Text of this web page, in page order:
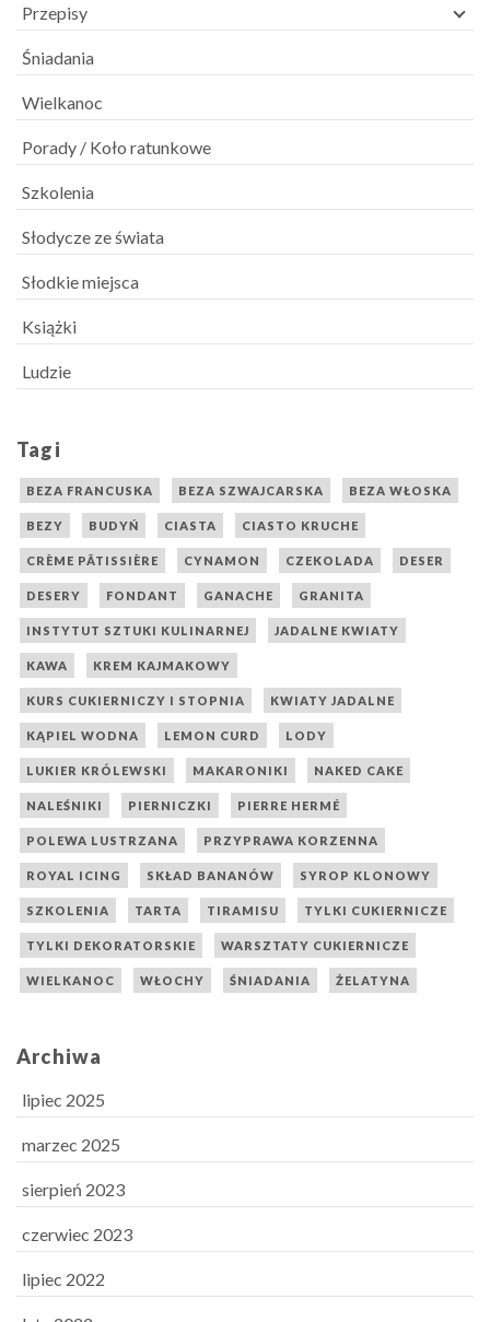
Przepisy
Śniadania
Wielkanoc
Porady / Koło ratunkowe
Szkolenia
Słodycze ze świata
Słodkie miejsca
Książki
Ludzie
Tagi
BEZA FRANCUSKA BEZA SZWAJCARSKA BEZA WŁOSKA
BEZY BUDYŃ CIASTA CIASTO KRUCHE
CRÈME PÂTISSIÈRE CYNAMON CZEKOLADA DESER
DESERY FONDANT GANACHE GRANITA
INSTYTUT SZTUKI KULINARNEJ JADALNE KWIATY
KAWA KREM KAJMAKOWY
KURS CUKIERNICZY I STOPNIA KWIATY JADALNE
KĄPIEL WODNA LEMON CURD LODY
LUKIER KRÓLEWSKI MAKARONIKI NAKED CAKE
NALEŚNIKI PIERNICZKI PIERRE HERMÉ
POLEWA LUSTRZANA PRZYPRAWA KORZENNA
ROYAL ICING SKŁAD BANANÓW SYROP KLONOWY
SZKOLENIA TARTA TIRAMISU TYLKI CUKIERNICZE
TYLKI DEKORATORSKIE WARSZTATY CUKIERNICZE
WIELKANOC WŁOCHY ŚNIADANIA ŻELATYNA
Archiwa
lipiec 2025
marzec 2025
sierpień 2023
czerwiec 2023
lipiec 2022